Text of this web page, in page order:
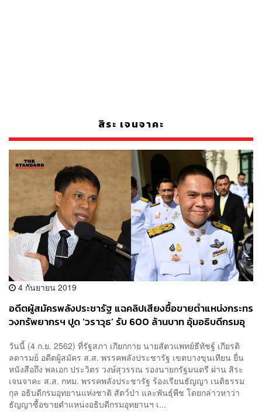
สิระ เจนจาคะ
4 กันยายน 2019
อดีตผู้สมัครพลังประชารัฐ แฉคลิปเสียงซื้อขายตำแหน่งกระทร
วงทรัพยากรฯ ปูด ‘วราวุธ’ รับ 600 ล้านบาท อุ้มอธิบดีกรมอุ
วันนี้ (4 ก.ย. 2562) ที่รัฐสภา เกียกกาย นายสัตวแพทย์ธีทัชฐ์ เกียรติ
ลดารมย์ อดีตผู้สมัคร ส.ส. พรรคพลังประชารัฐ เขตบางขุนเทียน ยื่น
หนังสือถึง พลเอก ประวิตร วงษ์สุวรรณ รองนายกรัฐมนตรี ผ่าน สิระ
เจนจาคะ ส.ส. กทม. พรรคพลังประชารัฐ ร้องเรียนธัญญา เนติธรรม
กุล อธิบดีกรมอุทยานแห่งชาติ สัตว์ป่า และพันธุ์พืช โดยกล่าวหาว่า
ธัญญาซื้อขายตำแหน่งอธิบดีกรมอุทยานฯ เ...